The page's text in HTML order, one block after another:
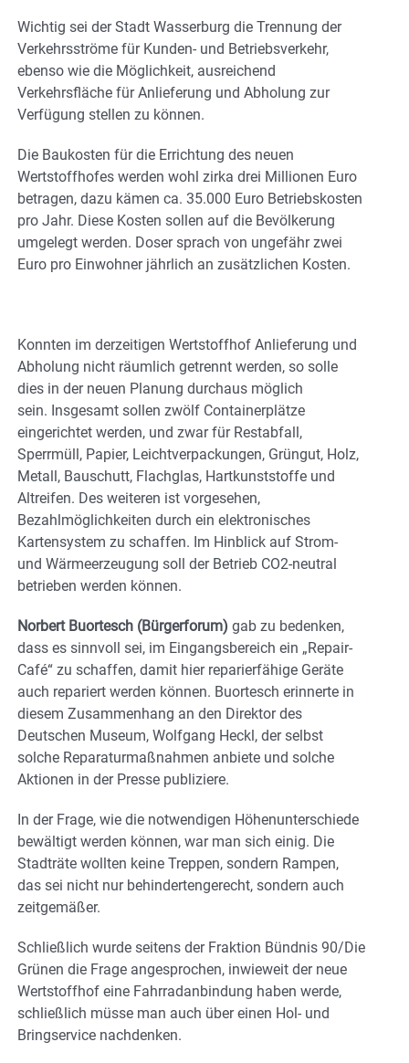
Wichtig sei der Stadt Wasserburg die Trennung der
Verkehrsströme für Kunden- und Betriebsverkehr,
ebenso wie die Möglichkeit, ausreichend
Verkehrsfläche für Anlieferung und Abholung zur
Verfügung stellen zu können.
Die Baukosten für die Errichtung des neuen
Wertstoffhofes werden wohl zirka drei Millionen Euro
betragen, dazu kämen ca. 35.000 Euro Betriebskosten
pro Jahr. Diese Kosten sollen auf die Bevölkerung
umgelegt werden. Doser sprach von ungefähr zwei
Euro pro Einwohner jährlich an zusätzlichen Kosten.
Konnten im derzeitigen Wertstoffhof Anlieferung und
Abholung nicht räumlich getrennt werden, so solle
dies in der neuen Planung durchaus möglich
sein. Insgesamt sollen zwölf Containerplätze
eingerichtet werden, und zwar für Restabfall,
Sperrmüll, Papier, Leichtverpackungen, Grüngut, Holz,
Metall, Bauschutt, Flachglas, Hartkunststoffe und
Altreifen. Des weiteren ist vorgesehen,
Bezahlmöglichkeiten durch ein elektronisches
Kartensystem zu schaffen. Im Hinblick auf Strom-
und Wärmeerzeugung soll der Betrieb CO2-neutral
betrieben werden können.
Norbert Buortesch (Bürgerforum) gab zu bedenken,
dass es sinnvoll sei, im Eingangsbereich ein „Repair-
Café“ zu schaffen, damit hier reparierfähige Geräte
auch repariert werden können. Buortesch erinnerte in
diesem Zusammenhang an den Direktor des
Deutschen Museum, Wolfgang Heckl, der selbst
solche Reparaturmaßnahmen anbiete und solche
Aktionen in der Presse publiziere.
In der Frage, wie die notwendigen Höhenunterschiede
bewältigt werden können, war man sich einig. Die
Stadträte wollten keine Treppen, sondern Rampen,
das sei nicht nur behindertengerecht, sondern auch
zeitgemäßer.
Schließlich wurde seitens der Fraktion Bündnis 90/Die
Grünen die Frage angesprochen, inwieweit der neue
Wertstoffhof eine Fahrradanbindung haben werde,
schließlich müsse man auch über einen Hol- und
Bringservice nachdenken.